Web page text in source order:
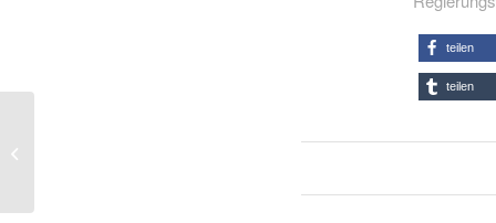
teilen
teilen